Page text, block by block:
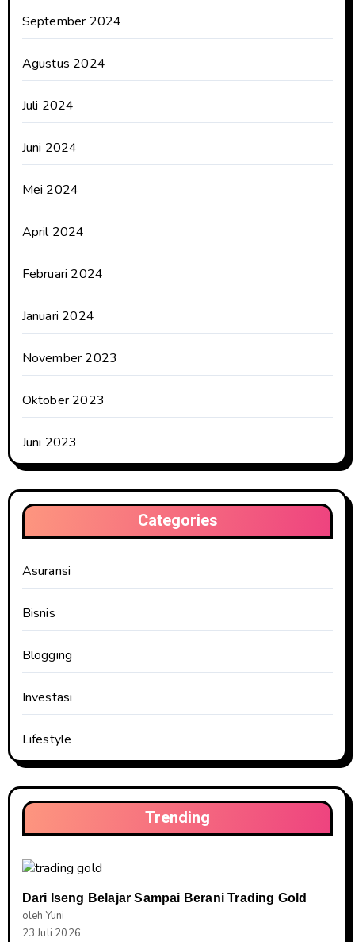
September 2024
Agustus 2024
Juli 2024
Juni 2024
Mei 2024
April 2024
Februari 2024
Januari 2024
November 2023
Oktober 2023
Juni 2023
Categories
Asuransi
Bisnis
Blogging
Investasi
Lifestyle
Trending
Dari Iseng Belajar Sampai Berani Trading Gold
oleh Yuni
23 Juli 2026